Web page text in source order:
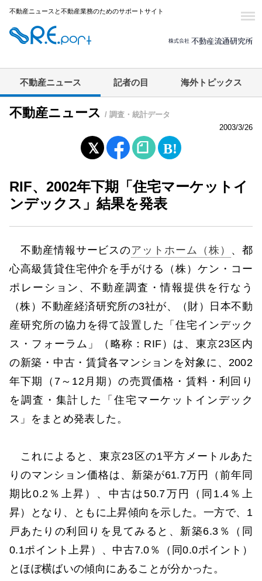
不動産ニュースと不動産業務のためのサポートサイト
不動産ニュース 記者の目 海外トピックス
不動産ニュース / 調査・統計データ
2003/3/26
RIF、2002年下期「住宅マーケットイ
ンデックス」結果を発表
不動産情報サービスのアットホーム（株）
、都
心高級賃貸住宅仲介を手がける（株）ケン・コー
ポレーション、不動産調査・情報提供を行なう
（株）不動産経済研究所の3社が、（財）日本不動
産研究所の協力を得て設置した「住宅インデック
ス・フォーラム」（略称：RIF）は、東京23区内
の新築・中古・賃貸各マンションを対象に、2002
年下期（7～12月期）の売買価格・賃料・利回り
を調査・集計した「住宅マーケットインデック
ス」をまとめ発表した。
これによると、東京23区の1平方メートルあた
りのマンション価格は、新築が61.7万円（前年同
期比0.2％上昇）、中古は50.7万円（同1.4％上
昇）となり、ともに上昇傾向を示した。一方で、1
戸あたりの利回りを見てみると、新築6.3％（同
0.1ポイント上昇）、中古7.0％（同0.0ポイント）
とほぼ横ばいの傾向にあることが分かった。